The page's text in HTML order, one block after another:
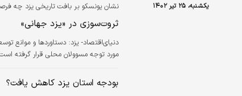
یکشنبه، ۲۵ تیر ۱۴۰۲ نشان یونسکو بر بافت تاریخی یزد چه
ثروت‏‏‌سوزی در «یزد جهانی»
دنیای‌اقتصاد- یزد: دستاوردها و موانع
مورد توجه مسوولان محلی قرار گرفته
بودجه استان یزد کاهش یافت؟